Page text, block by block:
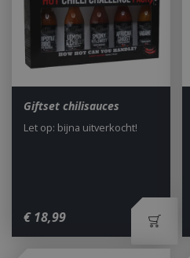
Giftset chilisauces
€ 18,99
Let op: bijna uitverkocht!